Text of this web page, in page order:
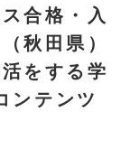
合格・入
秋田県）
をする学
ンテンツ